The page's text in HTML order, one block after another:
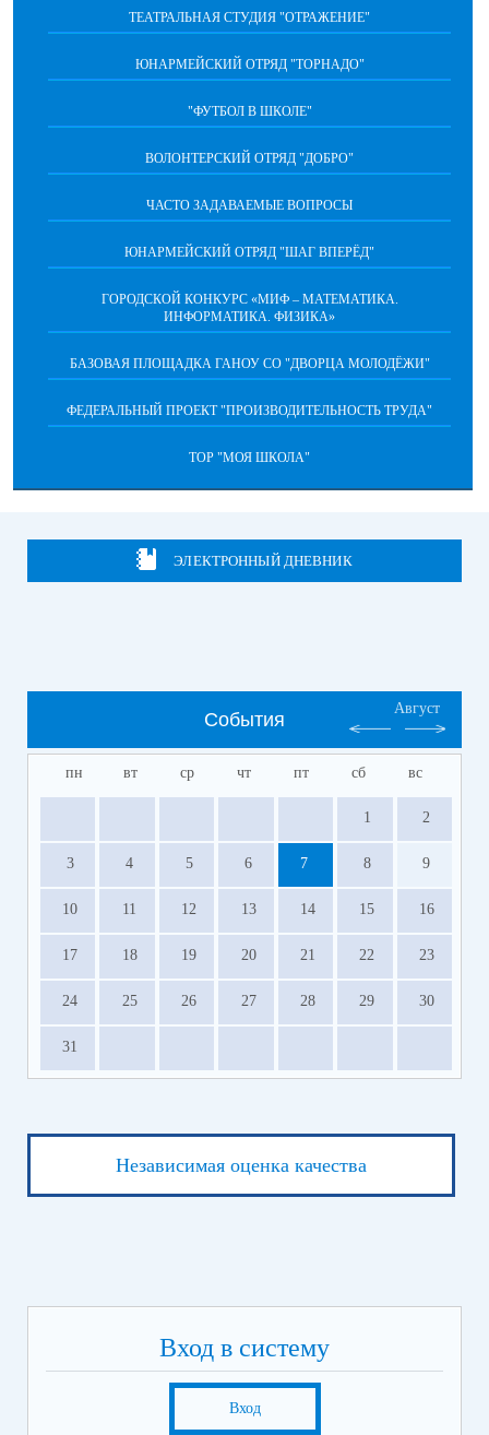
ТЕАТРАЛЬНАЯ СТУДИЯ "ОТРАЖЕНИЕ"
ЮНАРМЕЙСКИЙ ОТРЯД "ТОРНАДО"
"ФУТБОЛ В ШКОЛЕ"
ВОЛОНТЕРСКИЙ ОТРЯД "ДОБРО"
ЧАСТО ЗАДАВАЕМЫЕ ВОПРОСЫ
ЮНАРМЕЙСКИЙ ОТРЯД "ШАГ ВПЕРËД"
ГОРОДСКОЙ КОНКУРС «МИФ – МАТЕМАТИКА.
ИНФОРМАТИКА. ФИЗИКА»
БАЗОВАЯ ПЛОЩАДКА ГАНОУ СО "ДВОРЦА МОЛОДЁЖИ"
ФЕДЕРАЛЬНЫЙ ПРОЕКТ "ПРОИЗВОДИТЕЛЬНОСТЬ ТРУДА"
ТОР "МОЯ ШКОЛА"
ЭЛЕКТРОННЫЙ ДНЕВНИК
События
Август
пн вт ср чт пт сб вс
1 2
3 4 5 6 7 8 9
10 11 12 13 14 15 16
17 18 19 20 21 22 23
24 25 26 27 28 29 30
31
Независимая оценка качества
Вход в систему
Вход